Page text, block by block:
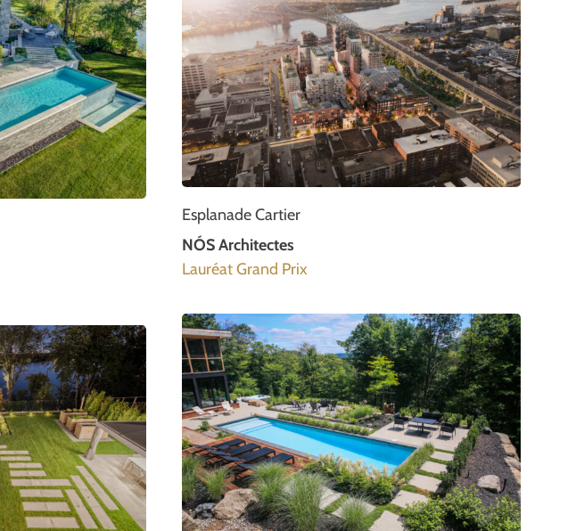
Esplanade Cartier
NÓS Architectes
Lauréat Grand Prix